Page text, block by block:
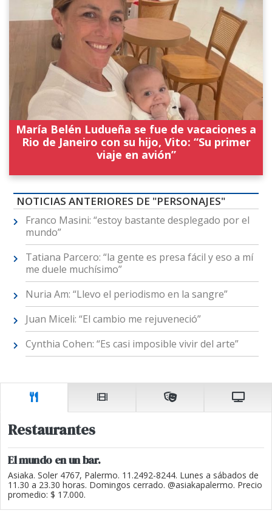
María Belén Ludueña se fue de vacaciones a
Rio de Janeiro con su hijo, Vito: “Su primer
viaje en avión”
NOTICIAS ANTERIORES DE "PERSONAJES"
Franco Masini: “estoy bastante desplegado por el
mundo”
Tatiana Parcero: “la gente es presa fácil y eso a mí
me duele muchísimo”
Nuria Am: “Llevo el periodismo en la sangre”
Juan Miceli: “El cambio me rejuveneció”
Cynthia Cohen: “Es casi imposible vivir del arte”
Restaurantes
El mundo en un bar.
Asiaka. Soler 4767, Palermo. 11.2492-8244. Lunes a sábados de
11.30 a 23.30 horas. Domingos cerrado. @asiakapalermo. Precio
promedio: $ 17.000.